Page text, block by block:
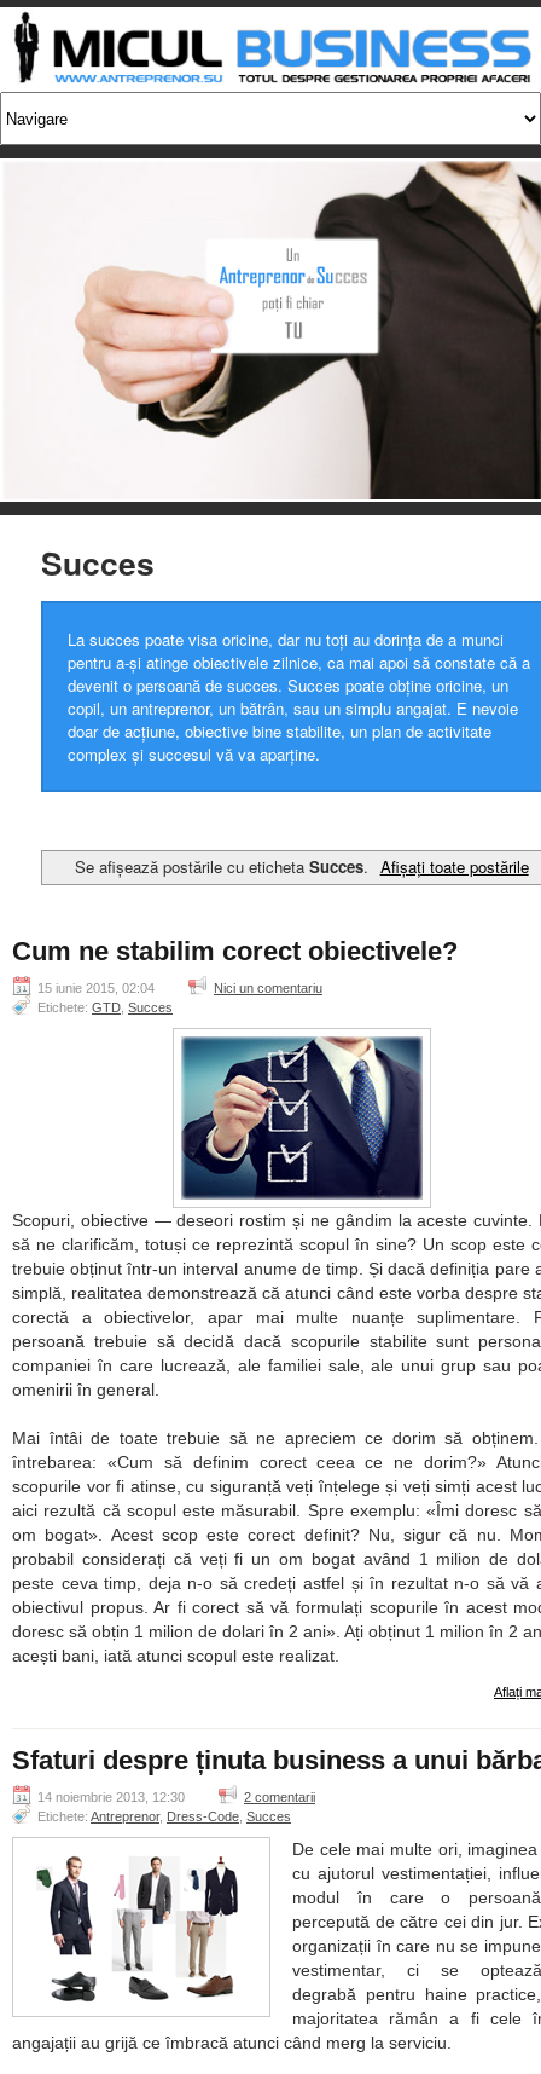
Succes
La succes poate visa oricine, dar nu toți au dorința de a munci
pentru a-și atinge obiectivele zilnice, ca mai apoi să constate că a
devenit o persoană de succes. Succes poate obține oricine, un
copil, un antreprenor, un bătrân, sau un simplu angajat. E nevoie
doar de acțiune, obiective bine stabilite, un plan de activitate
complex și succesul vă va aparține.
Se afișează postările cu etichetaSucces. Afișați toate postările
Cum ne stabilim corect obiectivele?
15 iunie 2015, 02:04
Nici un comentariu
Etichete: GTD Succes
Scopuri, obiective — deseori rostim și ne gândim la aceste cuvinte.
să ne clarificăm, totuși ce reprezintă scopul în sine? Un scop este
trebuie obținut într-un interval anume de timp. Și dacă definiția pare
simplă, realitatea demonstrează că atunci când este vorba despre
corectă a obiectivelor, apar mai multe nuanțe suplimentare.
persoană trebuie să decidă dacă scopurile stabilite sunt
companiei în care lucrează, ale familiei sale, ale unui grup sau
omenirii în general.
Mai întâi de toate trebuie să ne apreciem ce dorim să obținem.
întrebarea: «Cum să definim corect ceea ce ne dorim?»
scopurile vor fi atinse, cu siguranță veți înțelege și veți simți acest
aici rezultă că scopul este măsurabil. Spre exemplu: «Îmi doresc
om bogat». Acest scop este corect definit? Nu, sigur că nu.
probabil considerați că veți fi un om bogat având 1 milion de
peste ceva timp, deja n-o să credeți astfel și în rezultat n-o să vă
obiectivul propus. Ar fi corect să vă formulați scopurile în acest
doresc să obțin 1 milion de dolari în 2 ani». Ați obținut 1 milion în 2
acești bani, iată atunci scopul este realizat.
Aflați
Sfaturi despre ținuta business a unui
14 noiembrie 2013, 12:30
2 comentarii
Etichete: Antreprenor, Dress-Code Succes
De cele mai multe ori,
cu ajutorul vestimentației,
modul în care o
percepută de către cei din jur.
organizații în care nu se
vestimentar, ci se
degrabă pentru haine
majoritatea rămân a fi cele
angajații au grijă ce îmbracă atunci când merg la serviciu.